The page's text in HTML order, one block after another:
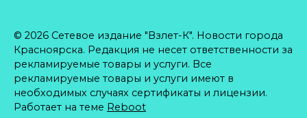
© 2026 Сетевое издание "Взлет-К". Новости города
Красноярска. Редакция не несет ответственности за
рекламируемые товары и услуги. Все
рекламируемые товары и услуги имеют в
необходимых случаях сертификаты и лицензии.
Работает на теме Reboot